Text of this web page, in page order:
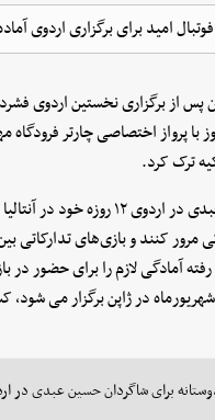
امید برای برگزاری اردوی
پس از برگزاری نخستین اردوی
۱۲:۴۵ امروز با پرواز اختصاصی چارتر فرودگاه
ترک کرد.
شاگردان حسین عبدی در اردوی ۱۲ روزه
مرور کنند و بازی‌های تدارکاتی
رفته آمادگی لازم را برای حضور در
شهریورماه در ژاپن برگزار می
برای شاگردان حسین عبدی در